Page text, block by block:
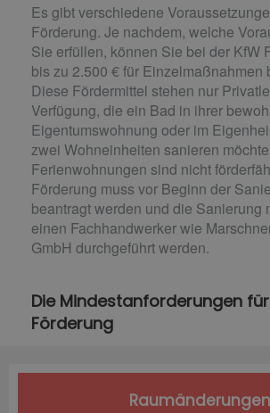
Es gibt verschiedene
Förderung. Je nachdem, welche
Sie erfüllen, können Sie bei der KfW
bis zu 2.500 € für Einzelmaßnahmen
Diese Fördermittel stehen nur
Verfügung, die ein Bad in ihrer
Eigentumswohnung oder im
zwei Wohneinheiten sanieren
Ferienwohnungen sind nicht
Förderung muss vor Beginn der
beantragt werden und die Sanierung
einen Fachhandwerker wie
GmbH durchgeführt werden.
Die Mindestanforderungen
Förderung
Raumänderungen